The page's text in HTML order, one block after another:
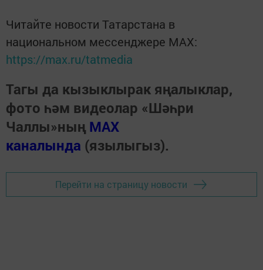
Читайте новости Татарстана в
национальном мессенджере MАХ:
https://max.ru/tatmedia
Тагы да кызыклырак яңалыклар,
фото һәм видеолар «Шәһри
Чаллы»ның MAX
каналында (язылыгыз).
Перейти на страницу новости